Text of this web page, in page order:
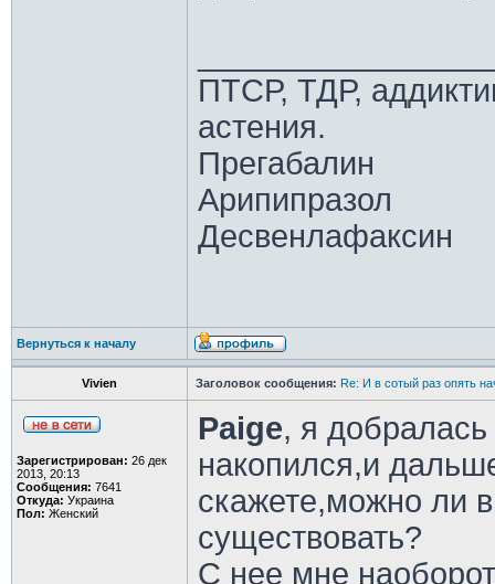
ПТСР, ТДР,
астения.
Прегабалин
Арипипразол
Десвенлафаксин
Вернуться к началу
Vivien Заголовок сообщения: Re: И в сотый раз опять
Зарегистрирован: 26 дек
2013, 20:13
Сообщения: 7641
Откуда: Украина
Пол: Женский
Paige, я
накопился,и
скажете,можно ли
существовать?
С нее мне